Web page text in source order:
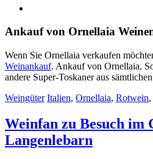
Ankauf von Ornellaia
Wenn Sie Ornellaia verkaufen
Weinankauf. Ankauf von Ornellaia,
andere Super-Toskaner aus
Weingüter Italien, Ornellaia, Rotwein,
Weinfan zu Besuch im
Langenlebarn